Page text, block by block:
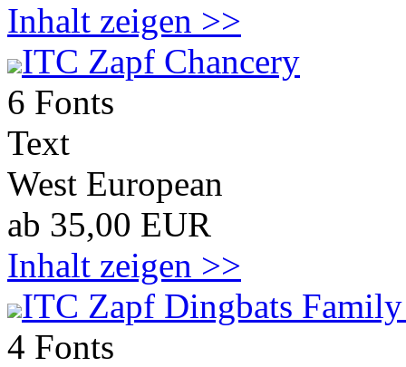
Inhalt zeigen >>
ITC Zapf Chancery
6 Fonts
Text
West European
ab 35,00 EUR
Inhalt zeigen >>
ITC Zapf Dingbats
4 Fonts